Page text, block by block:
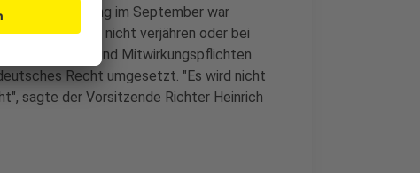
Entscheidung im September war
Urlaub könne nicht verjähren oder bei
Informations- und Mitwirkungspflichten
Recht umgesetzt. "Es wird nicht
sagte der Vorsitzende Richter Heinrich